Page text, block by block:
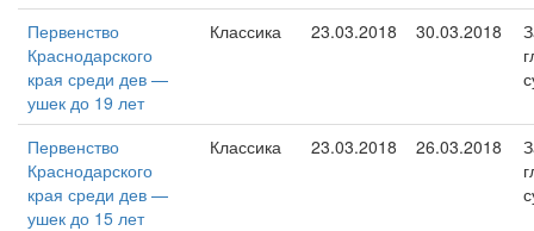
Первенство
Краснодарского
края среди дев —
ушек до 19 лет
Классика 23.03.2018 30.03.2018
Первенство
Краснодарского
края среди дев —
ушек до 15 лет
Классика 23.03.2018 26.03.2018